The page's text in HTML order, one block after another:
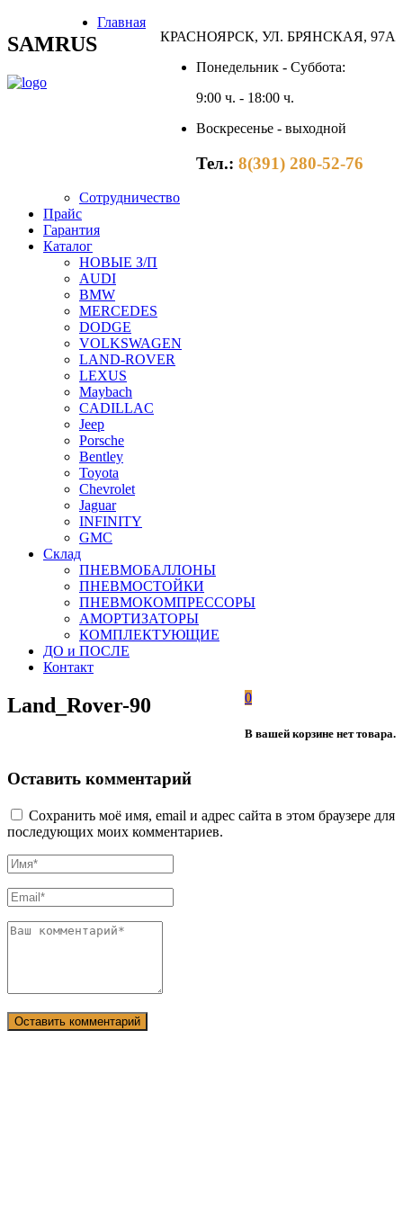
SAMRUS
КРАСНОЯРСК, УЛ. БРЯНСКАЯ, 97А
Понедельник - Суббота:
9:00 ч. - 18:00 ч.
Воскресенье - выходной
Тел.: 8(391) 280-52-76
Главная
Сотрудничество
Прайс
Гарантия
Каталог
НОВЫЕ З/П
AUDI
BMW
MERCEDES
DODGE
VOLKSWAGEN
LAND-ROVER
LEXUS
Maybach
CADILLAC
Jeep
Porsche
Bentley
Toyota
Chevrolet
Jaguar
INFINITY
GMC
Склад
ПНЕВМОБАЛЛОНЫ
ПНЕВМОСТОЙКИ
ПНЕВМОКОМПРЕССОРЫ
АМОРТИЗАТОРЫ
КОМПЛЕКТУЮЩИЕ
ДО и ПОСЛЕ
Контакт
0
В вашей корзине нет товара.
Land_Rover-90
Оставить комментарий
Сохранить моё имя, email и адрес сайта в этом браузере для
последующих моих комментариев.